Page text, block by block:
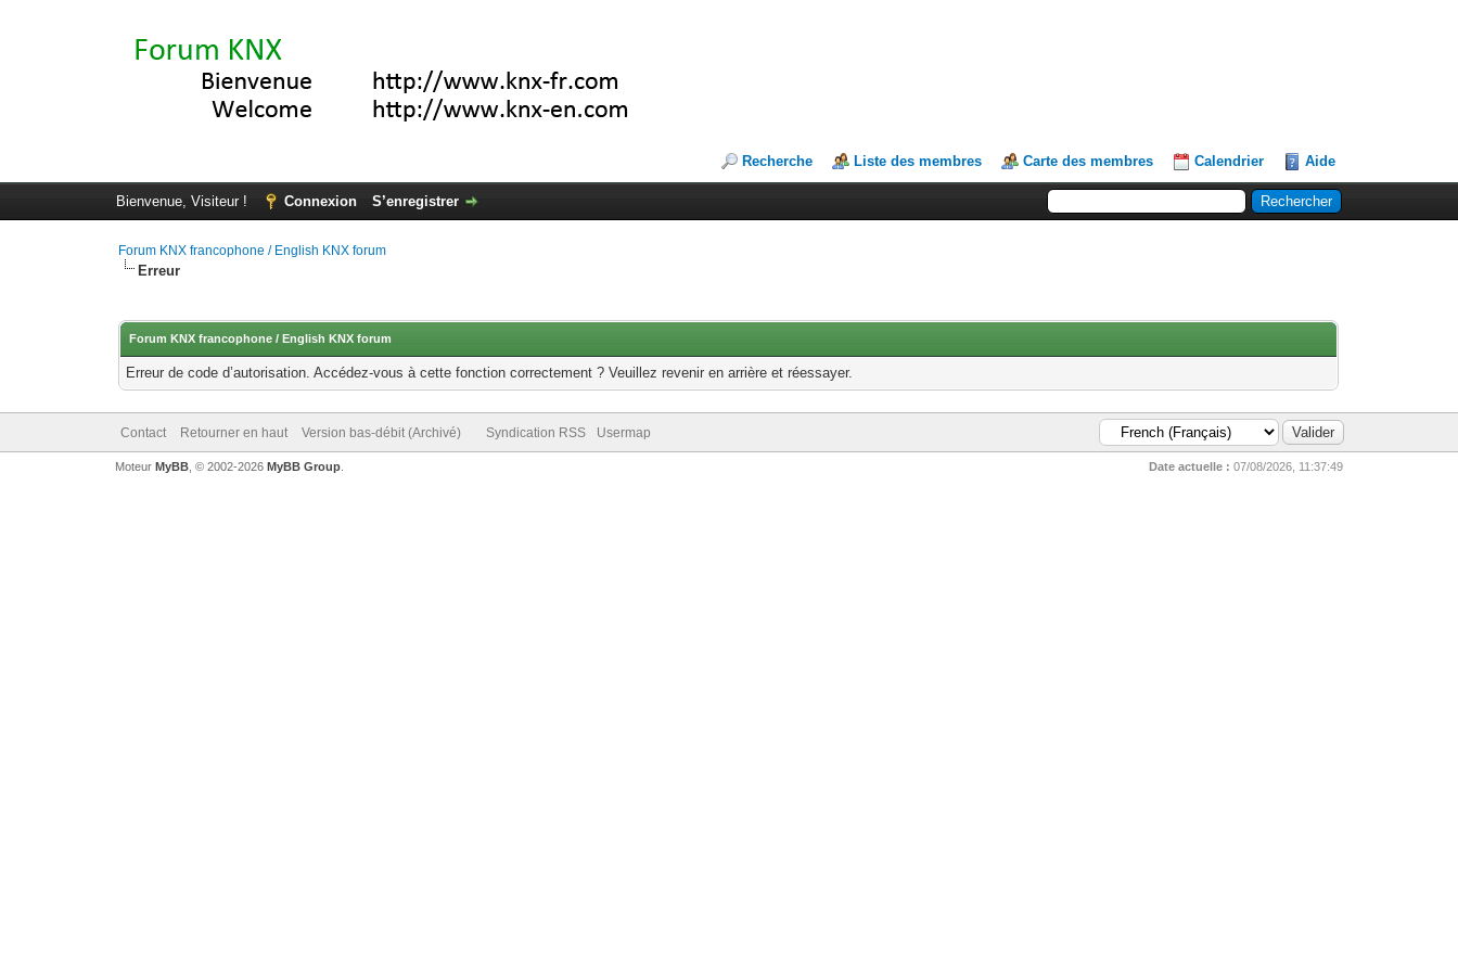
Recherche Liste des membres Carte des membres Calendrier Aide
Bienvenue, Visiteur ! Connexion S’enregistrer
Forum KNX francophone / English KNX forum
Erreur
Forum KNX francophone / English KNX forum
Erreur de code d’autorisation. Accédez-vous à cette fonction correctement ? Veuillez revenir en arrière et réessayer.
Contact Retourner en haut Version bas-débit (Archivé) Syndication RSS Usermap
Date actuelle : 07/08/2026, 11:37:49
Moteur MyBB, © 2002-2026 MyBB Group.